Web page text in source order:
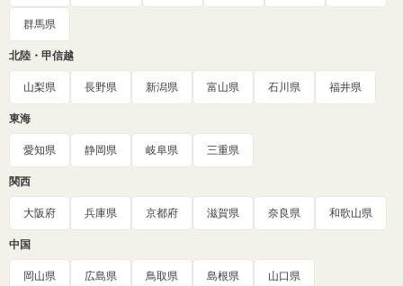
群馬県
北陸・甲信越
山梨県 長野県 新潟県 富山県 石川県 福井県
東海
愛知県 静岡県 岐阜県 三重県
関西
大阪府 兵庫県 京都府 滋賀県 奈良県 和歌山県
中国
岡山県 広島県 鳥取県 島根県 山口県